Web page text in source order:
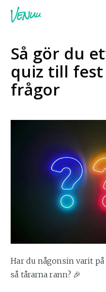
Så gör du
quiz till fest
frågor
Har du någonsin varit
så tårarna rann? 🎉